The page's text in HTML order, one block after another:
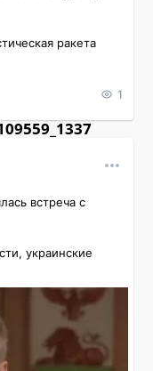
ракета
1
встреча с
украинские